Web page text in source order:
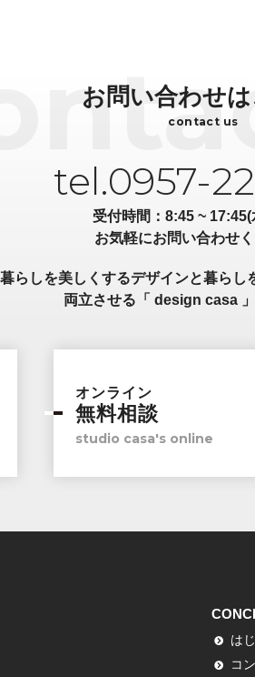
お問い合わせ
contact us
tel.0957-
受付時間：8:45 ~
お気軽にお問い合わせく
暮らしを美しくするデザインと暮らし
両立させる「 design casa 」
オンライン
無料相談
studio casa's online
は
コ